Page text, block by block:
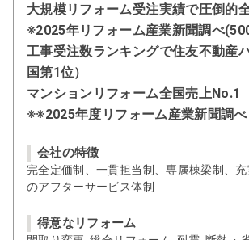
大規模リフォーム受注実績で圧倒的
※2025年リフォーム産業新聞調べ
工事受注数ランキングで住友不動産
国第1位）
マンションリフォーム全国売上No.1
※※2025年度リフォーム産業新聞調べ
会社の特徴
完全定価制、一貫担当制、専属棟梁制、
のアフターサービス体制
得意なリフォーム